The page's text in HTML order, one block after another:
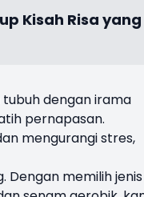
Kisah Risa yang
dengan irama
pernapasan.
mengurangi stres,
Dengan memilih jenis